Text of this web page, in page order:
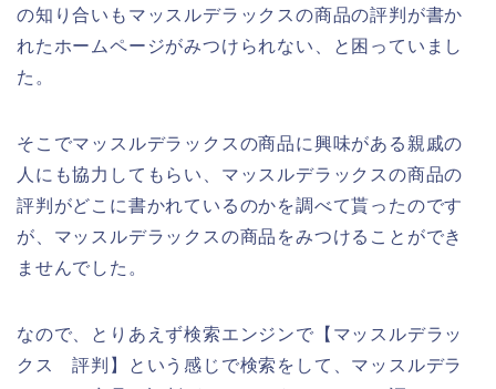
の知り合いもマッスルデラックスの商品の評判が書か
れたホームページがみつけられない、と困っていまし
た。
そこでマッスルデラックスの商品に興味がある親戚の
人にも協力してもらい、マッスルデラックスの商品の
評判がどこに書かれているのかを調べて貰ったのです
が、マッスルデラックスの商品をみつけることができ
ませんでした。
なので、とりあえず検索エンジンで【マッスルデラッ
クス 評判】という感じで検索をして、マッスルデラ